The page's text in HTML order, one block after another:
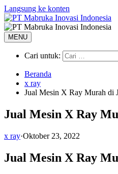
Langsung ke konten
MENU
Cari untuk:
Beranda
x ray
Jual Mesin X Ray Murah di
Jual Mesin X Ray
x ray·Oktober 23, 2022
Jual Mesin X Ray